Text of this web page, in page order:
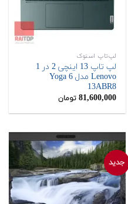
لپ‌تاپ استوک
لپ تاپ 13 اینچی 2 در 1
Lenovo مدل Yoga 6
13ABR8
81,600,000 تومان
جدید